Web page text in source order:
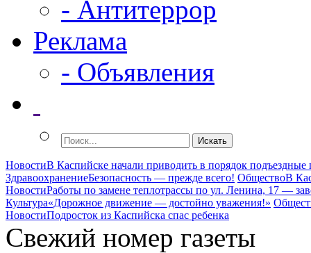
- Антитеррор
Реклама
- Объявления
НовостиВ Каспийске начали приводить в порядок
ЗдравоохранениеБезопасность — прежде всего! ОбществоВ
НовостиРаботы по замене теплотрассы по ул. Ленина, 17 —
Культура«Дорожное движение — достойно уважения!»
НовостиПодросток из Каспийска спас ребенка
Свежий номер газеты